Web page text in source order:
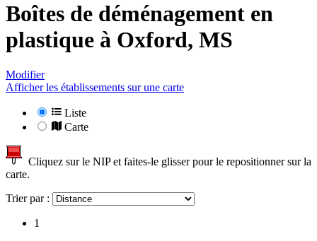
Boîtes de déménagement en
plastique à Oxford, MS
Modifier
Afficher les établissements sur une carte
Liste
Carte
Cliquez sur le NIP et faites-le glisser pour le repositionner sur la
carte.
Trier par :
1